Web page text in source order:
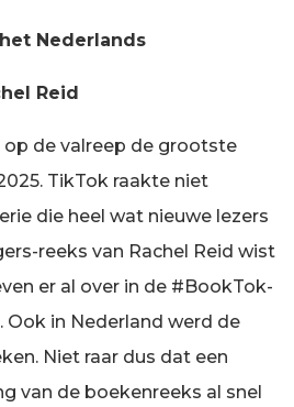
Nederlands
Reid
op de valreep de grootste
TikTok raakte niet
die heel wat nieuwe lezers
reeks van Rachel Reid wist
er al over in de #BookTok-
Ook in Nederland werd de
Niet raar dus dat een
van de boekenreeks al snel